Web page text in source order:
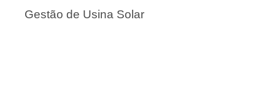
Gestão de Usina Solar